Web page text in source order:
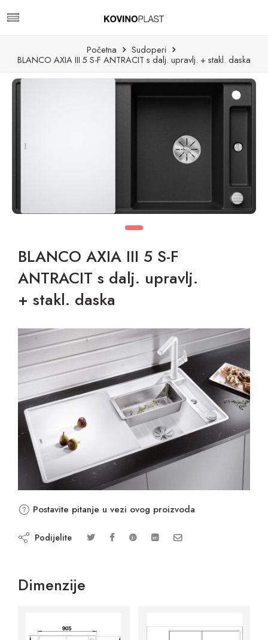
Početna
Sudoperi
BLANCO AXIA III 5 S-F ANTRACIT s dalj. upravlj. + stakl. daska
BLANCO AXIA III 5 S-F
ANTRACIT s dalj. upravlj.
+ stakl. daska
Postavite pitanje u vezi ovog proizvoda
Podijelite
Dimenzije